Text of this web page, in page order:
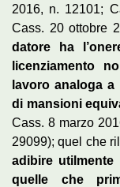
2016, n. 12101;
Cass. 20 ottobre
datore ha
licenziamento
lavoro analoga
di mansioni
Cass. 8 marzo
29099); quel che
adibire
quelle che